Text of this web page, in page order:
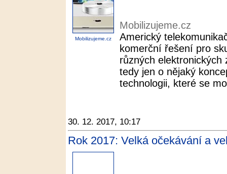
Mobilizujeme.cz
Mobilizujeme.cz
Americký
komerční řešení pro
různých
tedy jen o nějaký
technologii, které se
30. 12. 2017, 10:17
Rok 2017: Velká očekávání a